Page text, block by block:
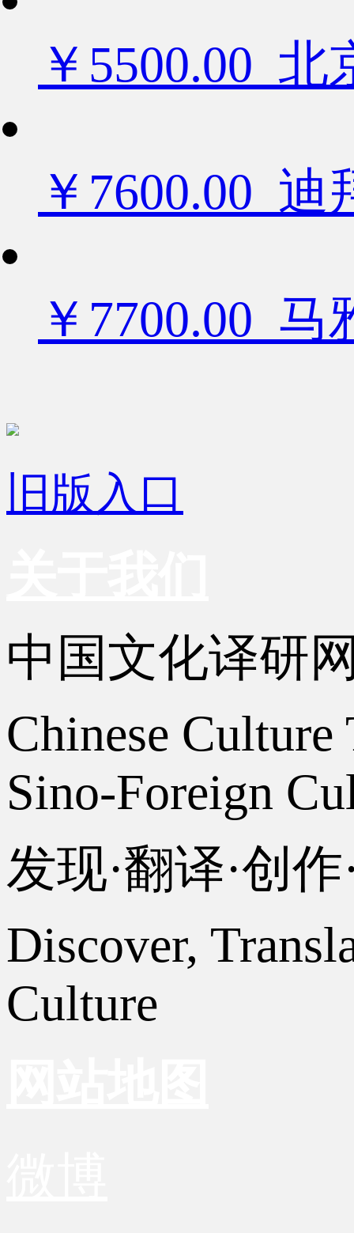
￥5500.00
￥7600.00
￥7700.00 马
旧版入口
中国文化译研
Chinese
Sino-Foreign
发现·翻译·创
Discover,
Culture